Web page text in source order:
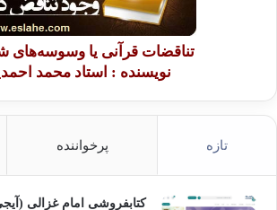
کمتر و کیفرشان نیز سبکتر است و این قانون
صحیح و عادلانه است.
قذف یعنی نسبت دادن زنا به مردان و زنان پارسا و
و اشاعه فحشا در میان مؤمنان است، لذا خداوند برای
تناقضات قرآنی یا وسوسه‌های
نویسنده : استاد محمد
تازه پرخواننده
کتابفروشی امام غزالی